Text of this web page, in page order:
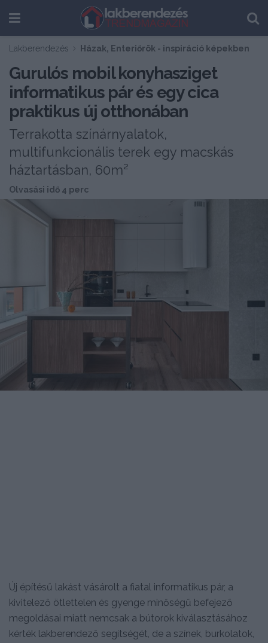
Lakberendezés Házak, Enteriőrök - inspiráció képekben
Gurulós mobil konyhasziget
informatikus pár és egy cica
praktikus új otthonában
Terrakotta színárnyalatok,
multifunkcionális terek egy macskás
háztartásban, 60m²
Olvasási idő 4 perc
Új építésű lakást vásárolt a fiatal informatikus pár, a
kivitelező ötlettelen és gyenge minőségű befejező
megoldásai miatt nemcsak a bútorok kiválasztásához
kérték lakberendező segítségét, de a színek, burkolatok,